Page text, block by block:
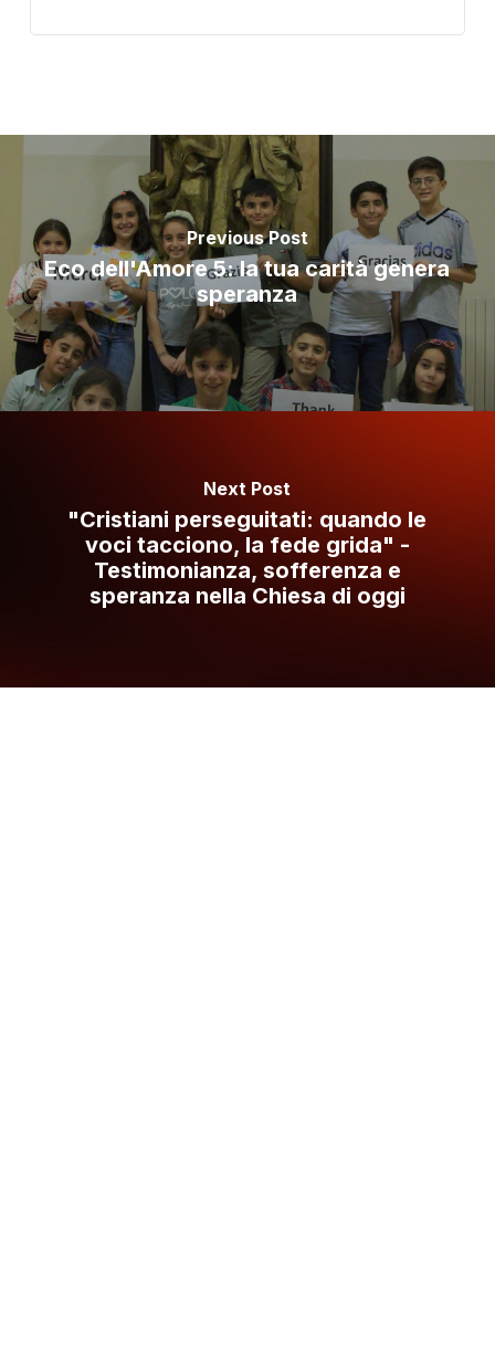
Previous Post
Eco dell'Amore 5: la tua carità genera
speranza
Next Post
"Cristiani perseguitati: quando le
voci tacciono, la fede grida" -
Testimonianza, sofferenza e
speranza nella Chiesa di oggi